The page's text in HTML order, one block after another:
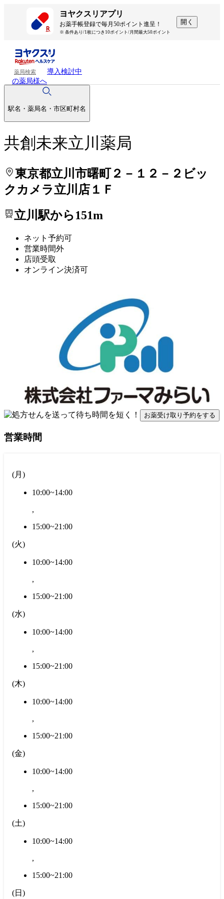
ヨヤクスリアプリ
お薬手帳登録で毎月50ポイント進呈！
※ 条件あり/1枚につき10ポイント/月間最大50ポイント
開く
薬局検索
導入検討中
の薬局様へ
駅名・薬局名・市区町村名
共創未来立川薬局
東京都立川市曙町２－１２－２ビッ
クカメラ立川店１Ｆ
立川駅から151m
ネット予約可
営業時間外
店頭受取
オンライン決済可
処方せんを送って待ち時間を短く！
お薬受け取り予約をする
営業時間
(月 )
10:00~14:00
,
15:00~21:00
(火)
10:00~14:00
,
15:00~21:00
(水)
10:00~14:00
,
15:00~21:00
(木)
10:00~14:00
,
15:00~21:00
(金)
10:00~14:00
,
15:00~21:00
(土)
10:00~14:00
,
15:00~21:00
(日 )
処方せんを送って待ち時間を短く！